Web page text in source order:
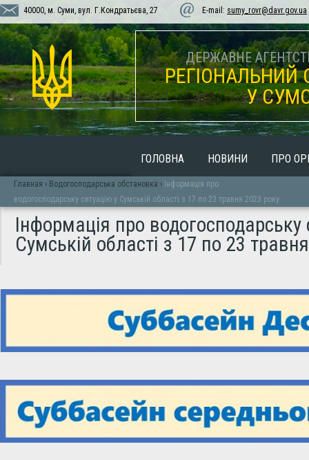
40000, м. Суми, вул. Г.Кондратьєва, 27 E-mail: sumy_rovr@davr.gov.ua
ДЕРЖАВНЕ
РЕГІОНАЛЬНИЙ
У
ГОЛОВНА НОВИНИ ПРО
Главная › Водогосподарська обстановка › Інформація про
водогосподарську ситуацію у Сумській області з 17 по 23 травня 2023 року
Інформація про водогосподарську
Сумській області з 17 по 23